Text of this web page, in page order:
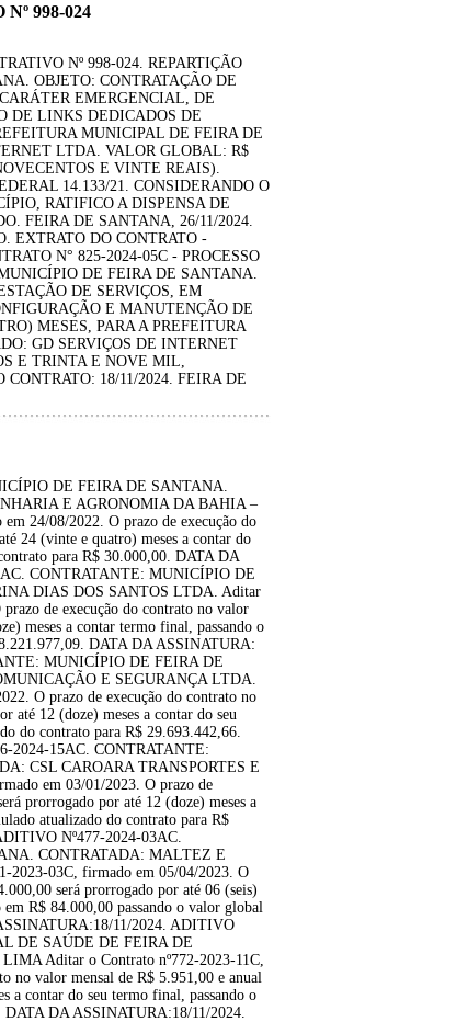
998-024
Nº 998-024. REPARTIÇÃO
OBJETO: CONTRATAÇÃO DE
EMERGENCIAL, DE
DE LINKS DEDICADOS DE
MUNICIPAL DE FEIRA DE
LTDA. VALOR GLOBAL: R$
E VINTE REAIS).
14.133/21. CONSIDERANDO O
RATIFICO A DISPENSA DE
FEIRA DE SANTANA, 26/11/2024.
EXTRATO DO CONTRATO -
N° 825-2024-05C - PROCESSO
DE FEIRA DE SANTANA.
DE SERVIÇOS, EM
E MANUTENÇÃO DE
MESES, PARA A PREFEITURA
GD SERVIÇOS DE INTERNET
E TRINTA E NOVE MIL,
18/11/2024. FEIRA DE
DE FEIRA DE SANTANA.
E AGRONOMIA DA BAHIA –
24/08/2022. O prazo de execução do
24 (vinte e quatro) meses a contar do
para R$ 30.000,00. DATA DA
CONTRATANTE: MUNICÍPIO DE
DIAS DOS SANTOS LTDA. Aditar
de execução do contrato no valor
meses a contar termo final, passando o
DATA DA ASSINATURA:
MUNICÍPIO DE FEIRA DE
E SEGURANÇA LTDA.
O prazo de execução do contrato no
até 12 (doze) meses a contar do seu
do contrato para R$ 29.693.442,66.
2024-15AC. CONTRATANTE:
CSL CAROARA TRANSPORTES E
em 03/01/2023. O prazo de
prorrogado por até 12 (doze) meses a
atualizado do contrato para R$
Nº477-2024-03AC.
CONTRATADA: MALTEZ E
2023-03C, firmado em 05/04/2023. O
será prorrogado por até 06 (seis)
R$ 84.000,00 passando o valor global
11/2024. ADITIVO
DE SAÚDE DE FEIRA DE
Aditar o Contrato nº772-2023-11C,
no valor mensal de R$ 5.951,00 e anual
a contar do seu termo final, passando o
DATA DA ASSINATURA:18/11/2024.